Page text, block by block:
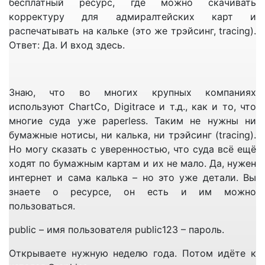
выйти из строя. Бывалые капитаны в такой
ситуации без разговоров сразу вас отправят к
первоисточнику и будут в чём-то правы. Но чтобы
мы же помним, что изменения происходят каждую
неделю.
Почему я решил написать этот пост и взял
именно эту тему??? Потому что почти всякий раз
по приезду на судно сталкиваюсь с тем, что
Каталог не откорректирован как следует. Ну не то
что он совсем не откорректирован, еженедельно
его конечно корректируют, а вот то, что его нужно
в течении которых он печатался (переиздавался)
знают и делают немногие. На первой странице
нового полученного каталога имеется лист-
бесплатный ресурс, где можно скачивать
корректуру для адмиралтейских карт и
распечатывать на кальке (это же трэйсинг, tracing).
Ответ: Да. И вход здесь.
Знаю, что во многих крупных компаниях
используют ChartCo, Digitrace и т.д., как и то, что
многие суда уже paperless. Таким не нужны ни
бумажные нотисы, ни калька, ни трэйсинг (tracing).
Но могу сказать с уверенностью, что суда всё ещё
ходят по бумажным картам и их не мало. Да, нужен
интернет и сама калька – но это уже детали. Вы
знаете о ресурсе, он есть и им можно
пользоваться.
public – имя пользователя public123 – пароль.
Открываете нужную неделю года. Потом идёте к